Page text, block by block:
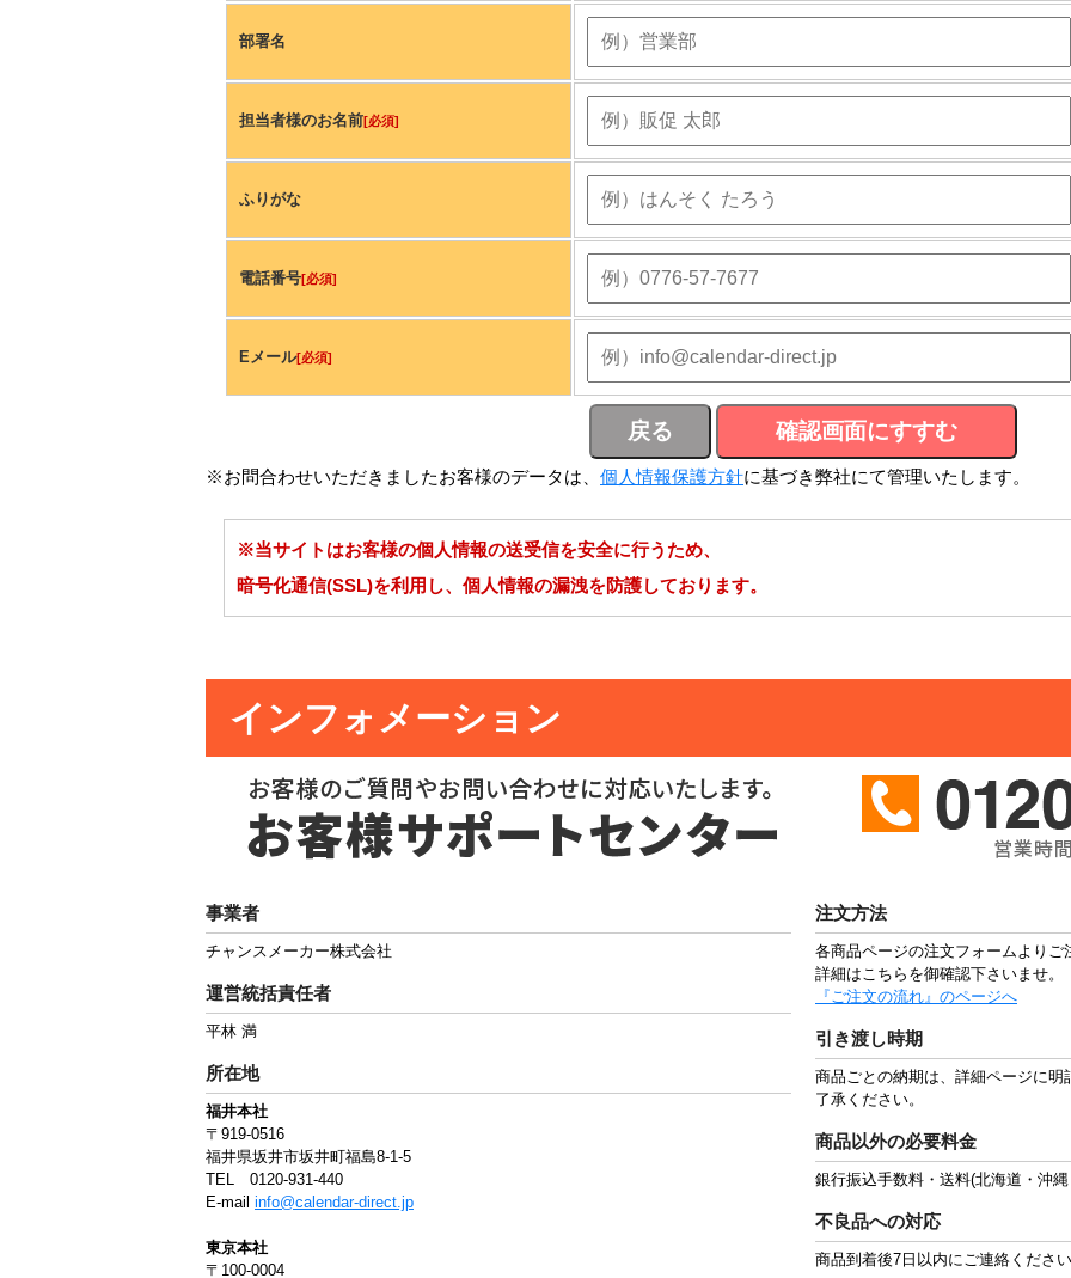
部署名
担当者様のお名前[必須]
ふりがな
電話番号[必須]
Eメール[必須]
※お問合わせいただきましたお客様のデータは、 個人情報保護方針に基づき弊社にて管理いたします。
※当サイトはお客様の個人情報の送受信を安全に行うため、
暗号化通信(SSL)を利用し、個人情報の漏洩を防護しております。
インフォメーション
事業者
チャンスメーカー株式会社
運営統括責任者
平林 満
所在地
福井本社
〒919-0516
福井県坂井市坂井町福島8-1-5
TEL 0120-931-440
E-mail info@calendar-direct.jp
東京本社
〒100-0004
注文方法
各商品ページの注文フォームよりご
詳細はこちらを御確認下さいませ。
『ご注文の流れ』のページへ
引き渡し時期
商品ごとの納期は、詳細ページに
了承ください。
商品以外の必要料金
銀行振込手数料・送料(北海道・沖
不良品への対応
商品到着後7日以内にご連絡ください